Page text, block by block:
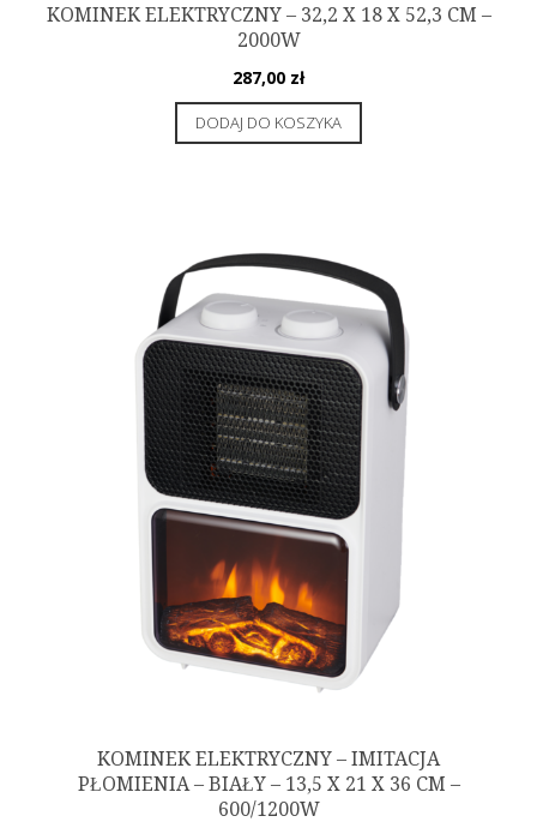
KOMINEK ELEKTRYCZNY – 32,2 X 18 X 52,3 CM –
2000W
287,00 zł
DODAJ DO KOSZYKA
KOMINEK ELEKTRYCZNY – IMITACJA
PŁOMIENIA – BIAŁY – 13,5 X 21 X 36 CM –
600/1200W